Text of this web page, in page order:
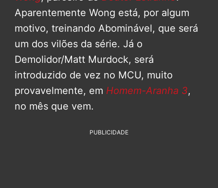
Aparentemente Wong está, por algum
motivo, treinando Abominável, que será
um dos vilões da série. Já o
Demolidor/Matt Murdock, será
introduzido de vez no MCU, muito
provavelmente, em Homem-Aranha 3,
no mês que vem.
PUBLICIDADE